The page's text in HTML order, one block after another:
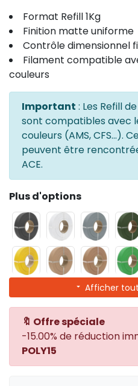
Format Refill 1Kg
Finition matte uniforme
Contrôle dimensionnel
Filament compatible
couleurs
Important : Les Refill
sont compatibles avec
couleurs (AMS, CFS...).
peuvent être
ACE.
Plus d'options
Afficher
🔖 Offre spéciale
-15.00% de réduction
POLY15